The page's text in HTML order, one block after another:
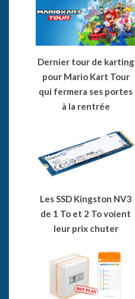
Dernier tour de karting
pour Mario Kart Tour
qui fermera ses portes
à la rentrée
Les SSD Kingston NV3
de 1 To et 2 To voient
leur prix chuter